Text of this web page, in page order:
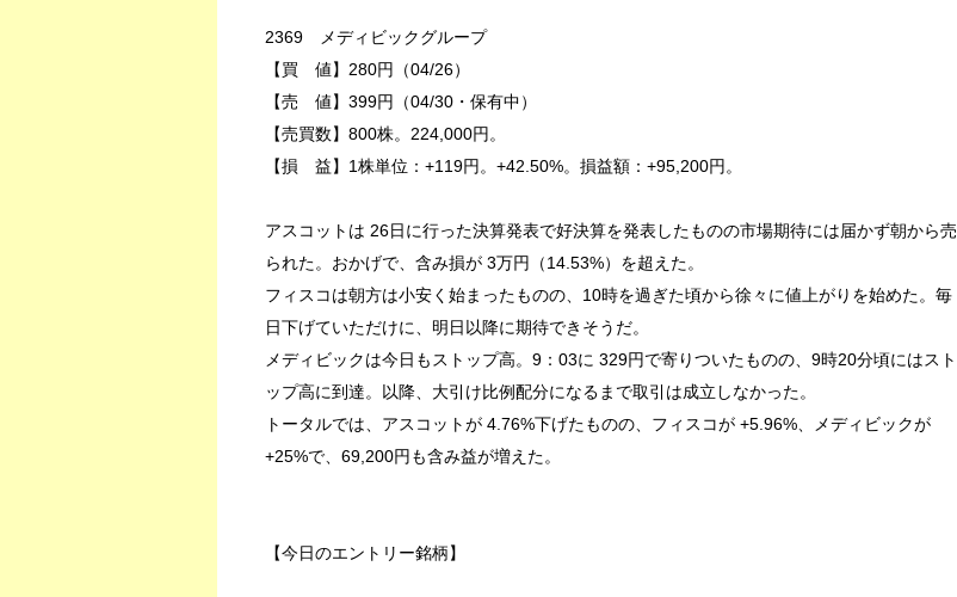
2369 メディビックグループ
【買 値】280円（04/26）
【売 値】399円（04/30・保有中）
【売買数】800株。224,000円。
【損 益】1株単位：+119円。+42.50%。損益額：+95,200円。
アスコットは 26日に行った決算発表で好決算を発表したものの市場期待には届かず朝から売
られた。おかげで、含み損が 3万円（14.53%）を超えた。
フィスコは朝方は小安く始まったものの、10時を過ぎた頃から徐々に値上がりを始めた。毎
日下げていただけに、明日以降に期待できそうだ。
メディビックは今日もストップ高。9：03に 329円で寄りついたものの、9時20分頃にはスト
ップ高に到達。以降、大引け比例配分になるまで取引は成立しなかった。
トータルでは、アスコットが 4.76%下げたものの、フィスコが +5.96%、メディビックが
+25%で、69,200円も含み益が増えた。
【今日のエントリー銘柄】